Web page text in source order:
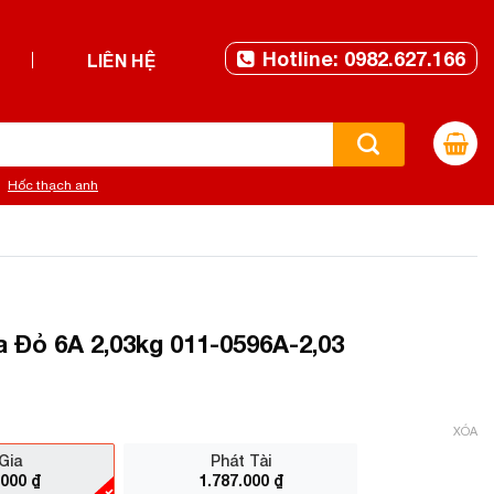
LIÊN HỆ Hotline: 0982.627.166
Hốc thạch anh
6A 2,03kg 011-0596A-2,03
₫
Phát Tài
1.787.000 ₫
XÓA